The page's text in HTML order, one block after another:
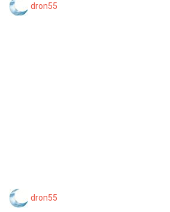
dron55
dron55